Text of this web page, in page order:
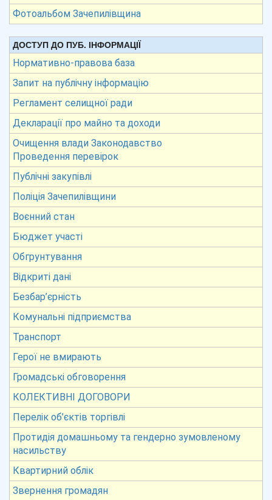
Фотоальбом Зачепилівщина
ДОСТУП ДО ПУБ. ІНФОРМАЦІЇ
Нормативно-правова база
Запит на публічну інформацію
Регламент селищної ради
Декларації про майно та доходи
Очищення влади Законодавство
Проведення перевірок
Публічні закупівлі
Поліція Зачепилівщини
Воєнний стан
Бюджет участі
Обгрунтування
Відкриті дані
Безбар’єрність
Комунальні підприємства
Транспорт
Герої не вмирають
Громадські обговорення
КОЛЕКТИВНІ ДОГОВОРИ
Перелік об’єктів торгівлі
Протидія домашньому та гендерно зумовленому
насильству
Квартирний облік
Звернення громадян